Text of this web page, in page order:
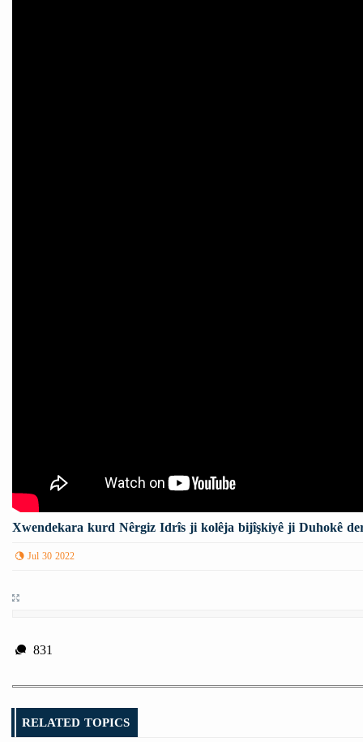
Xwendekara kurd Nêrgiz Idrîs ji kolêja bijîşkiyê ji Duhokê
Jul 30 2022
831
RELATED TOPICS